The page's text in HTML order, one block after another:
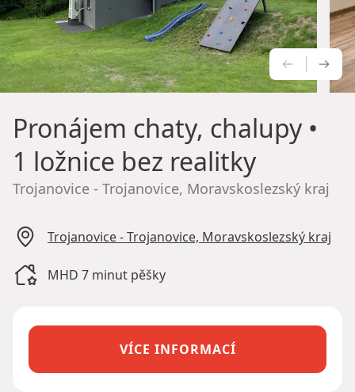
Pronájem chaty, chalupy•
1 ložnice bez realitky
Trojanovice - Trojanovice, Moravskoslezský kraj
Trojanovice - Trojanovice, Moravskoslezský kraj
MHD 7 minut pěšky
VÍCE INFORMACÍ